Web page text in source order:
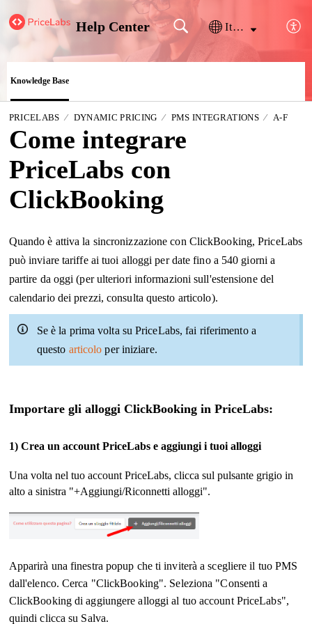
Help Center Italiano
Knowledge Base
PRICELABS DYNAMIC PRICING PMS INTEGRATIONS A-F
Come integrare
PriceLabs con
ClickBooking
Quando è attiva la sincronizzazione con ClickBooking, PriceLabs
può inviare tariffe ai tuoi alloggi per date fino a 540 giorni a
partire da oggi (per ulteriori informazioni sull'estensione del
calendario dei prezzi, consulta questo articolo).
Se è la prima volta su PriceLabs, fai riferimento a
questo articolo per iniziare.
Importare gli alloggi ClickBooking in PriceLabs:
1) Crea un account PriceLabs e aggiungi i tuoi alloggi
Una volta nel tuo account PriceLabs, clicca sul pulsante grigio in
alto a sinistra "+Aggiungi/Riconnetti alloggi".
Apparirà una finestra popup che ti inviterà a scegliere il tuo PMS
dall'elenco. Cerca "ClickBooking". Seleziona "Consenti a
ClickBooking di aggiungere alloggi al tuo account PriceLabs",
quindi clicca su Salva.